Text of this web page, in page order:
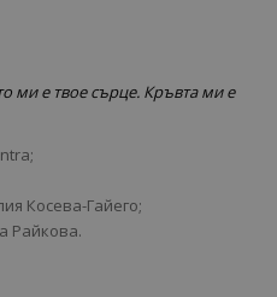
ми е твое сърце. Кръвта ми е
Косева-Гайего;
Райкова.